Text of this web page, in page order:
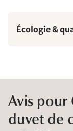
Écologie &
Avis pour
duvet de